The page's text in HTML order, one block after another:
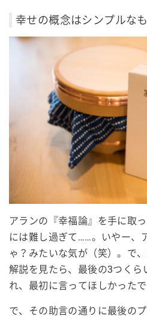
幸せの概念はシンプルな
アランの『幸福論』を手に取
には難し過ぎて……。いやー、
ゃ？みたいな気が（笑）。で
解説を見たら、最後の3つく
れ、最初に言ってほしかったで
で、その助言の通りに最後の